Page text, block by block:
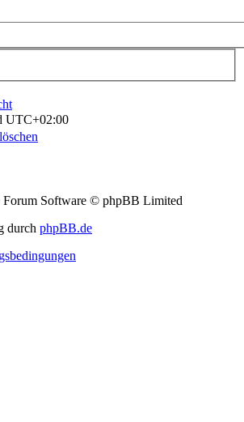
UTC+02:00
Software © phpBB Limited
durch phpBB.de